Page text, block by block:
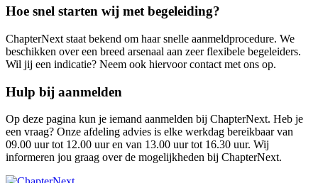
Hoe snel starten wij met begeleiding?
ChapterNext staat bekend om haar snelle aanmeldprocedure. We
beschikken over een breed arsenaal aan zeer flexibele begeleiders.
Wil jij een indicatie? Neem ook hiervoor contact met ons op.
Hulp bij aanmelden
Op deze pagina kun je iemand aanmelden bij ChapterNext. Heb je
een vraag? Onze afdeling advies is elke werkdag bereikbaar van
09.00 uur tot 12.00 uur en van 13.00 uur tot 16.30 uur. Wij
informeren jou graag over de mogelijkheden bij ChapterNext.